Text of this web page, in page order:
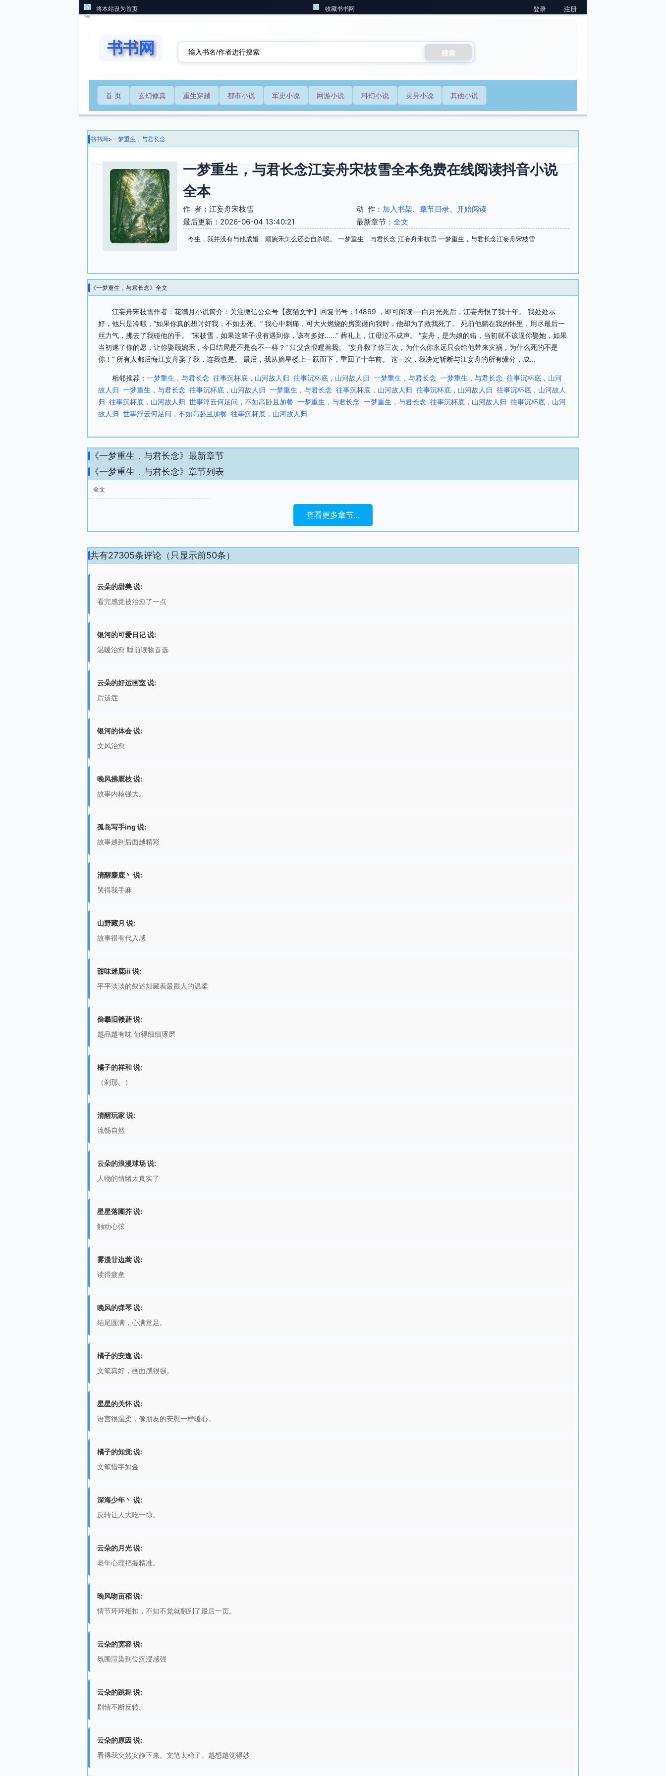
将本站设为首页 收藏书书网 登录 注册
书书网 搜索
首 页 玄幻修真 重生穿越 都市小说 军史小说 网游小说 科幻小说 灵异小说 其他小说
书书网>一梦重生，与君长念
一梦重生，与君长念江妄舟宋枝雪全本免费在线阅读抖音小说
全本
作 者：江妄舟宋枝雪 动 作： 加入书架、 章节目录、 开始阅读
最后更新：2026-06-04 13:40:21
最新章节： 全文
今生，我并没有与他成婚，顾婉禾怎么还会自杀呢。 一梦重生，与君长念 江妄舟宋枝雪 一梦重生，与君长念江妄舟宋枝雪
《一梦重生，与君长念》全文
江妄舟宋枝雪作者：花满月小说简介：关注微信公众号【夜猫文学】回复书号：14869 ，即可阅读---白月光死后，江妄舟恨了我十年。 我处处示
好，他只是冷嗤，“如果你真的想讨好我，不如去死。” 我心中刺痛，可大火燃烧的房梁砸向我时，他却为了救我死了。 死前他躺在我的怀里，用尽最后一
丝力气，拂去了我碰他的手。 “宋枝雪，如果这辈子没有遇到你，该有多好……” 葬礼上，江母泣不成声。 “妄舟，是为娘的错，当初就不该逼你娶她，如果
当初遂了你的愿，让你娶顾婉禾，今日结局是不是会不一样？” 江父含恨瞪着我。 “妄舟救了你三次，为什么你永远只会给他带来灾祸，为什么死的不是
你！” 所有人都后悔江妄舟娶了我，连我也是。 最后，我从摘星楼上一跃而下，重回了十年前。 这一次，我决定斩断与江妄舟的所有缘分，成...
相邻推荐： 一梦重生，与君长念 往事沉杯底，山河故人归 往事沉杯底，山河故人归 一梦重生，与君长念 一梦重生，与君长念 往事沉杯底，山河
故人归 一梦重生，与君长念 往事沉杯底，山河故人归 一梦重生，与君长念 往事沉杯底，山河故人归 往事沉杯底，山河故人归 往事沉杯底，山河故人
归 往事沉杯底，山河故人归 世事浮云何足问，不如高卧且加餐 一梦重生，与君长念 一梦重生，与君长念 往事沉杯底，山河故人归 往事沉杯底，山河
故人归 世事浮云何足问，不如高卧且加餐 往事沉杯底，山河故人归
《一梦重生，与君长念》最新章节
《一梦重生，与君长念》章节列表
全文
查看更多章节...
共有27305条评论（只显示前50条）
云朵的甜美 说:
看完感觉被治愈了一点
银河的可爱日记 说:
温暖治愈 睡前读物首选
云朵的好运画室 说:
后遗症
银河的体会 说:
文风治愈
晚风拂厩枝 说:
故事内核强大。
孤岛写手ing 说:
故事越到后面越精彩
清醒麋鹿丶 说:
哭得我手麻
山野藏月 说:
故事很有代入感
甜味迷鹿iii 说:
平平淡淡的叙述却藏着最戳人的温柔
偷攀旧赣薜 说:
越品越有味 值得细细琢磨
橘子的祥和 说:
（刹那。）
清醒玩家 说:
流畅自然
云朵的浪漫球场 说:
人物的情绪太真实了
星星落圃芥 说:
触动心弦
雾漫甘边蒿 说:
读得疲惫
晚风的弹琴 说:
结尾圆满，心满意足。
橘子的安逸 说:
文笔真好，画面感很强。
星星的关怀 说:
语言很温柔，像朋友的安慰一样暖心。
橘子的知觉 说:
文笔惜字如金
深海少年丶 说:
反转让人大吃一惊。
云朵的月光 说:
老年心理把握精准。
晚风吻亩稻 说:
情节环环相扣，不知不觉就翻到了最后一页。
云朵的宽容 说:
氛围渲染到位沉浸感强
云朵的跳舞 说:
剧情不断反转。
云朵的原因 说:
看得我突然安静下来。文笔太稳了。越想越觉得妙